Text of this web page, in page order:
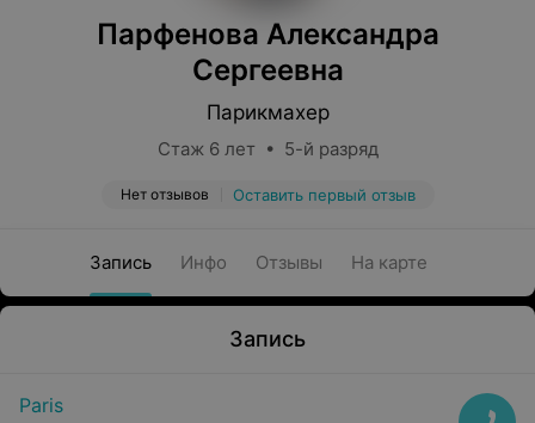
Парфенова Александра
Сергеевна
Парикмахер
Стаж 6 лет • 5-й разряд
Нет отзывов Оставить первый отзыв
Запись Инфо Отзывы На карте
Запись
Paris